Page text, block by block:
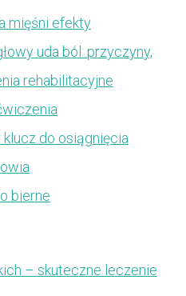
mięśni efekty
uda ból: przyczyny,
rehabilitacyjne
do osiągnięcia
bierne
– skuteczne leczenie